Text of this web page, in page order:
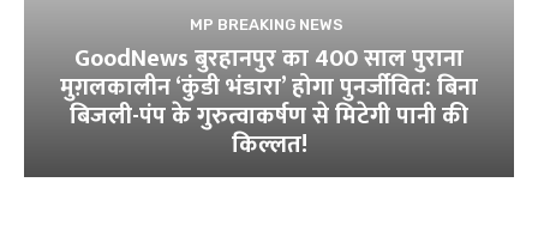
MP BREAKING NEWS
GoodNews बुरहानपुर का 400 साल पुराना
मुग़लकालीन ‘कुंडी भंडारा’ होगा पुनर्जीवित: बिना
बिजली-पंप के गुरुत्वाकर्षण से मिटेगी पानी की
किल्लत!